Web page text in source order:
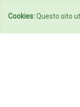
Cookies:Questo sito